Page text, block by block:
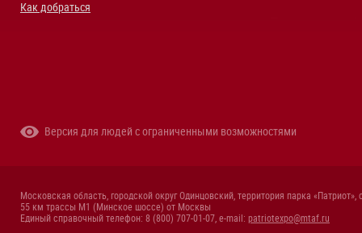
Как добраться
Версия для людей с ограниченными возможностями
Московская область, городской округ Одинцовский, территория парка «Патриот»,
55 км трассы М1 (Минское шоссе) от Москвы
Единый справочный телефон: 8 (800) 707-01-07, e-mail: patriotexpo@mtaf.ru